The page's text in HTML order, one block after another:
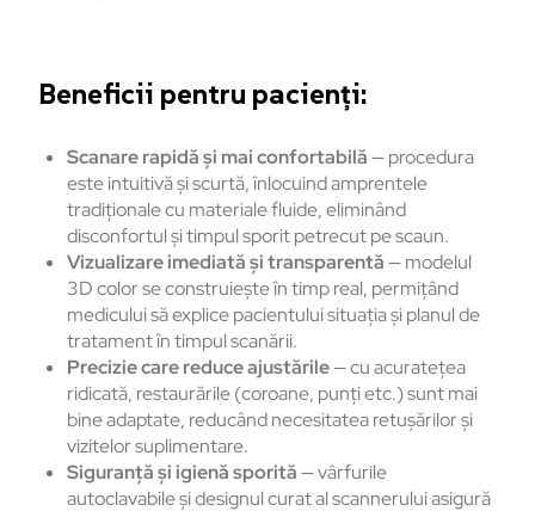
Beneficii pentru pacienți:
Scanare rapidă și mai confortabilă— procedura
este intuitivă și scurtă, înlocuind amprentele
tradiționale cu materiale fluide, eliminând
disconfortul și timpul sporit petrecut pe scaun.
Vizualizare imediată și transparentă— modelul
3D color se construiește în timp real, permițând
medicului să explice pacientului situația și planul de
tratament în timpul scanării.
Precizie care reduce ajustările— cu acuratețea
ridicată, restaurările (coroane, punți etc.) sunt mai
bine adaptate, reducând necesitatea retușărilor și
vizitelor suplimentare.
Siguranță și igienă sporită— vârfurile
autoclavabile și designul curat al scannerului asigură